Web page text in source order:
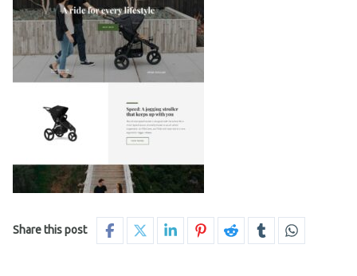
Share this post